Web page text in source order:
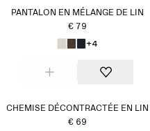
PANTALON EN MÉLANGE DE LIN
€ 79
+4
CHEMISE DÉCONTRACTÉE EN LIN
€ 69